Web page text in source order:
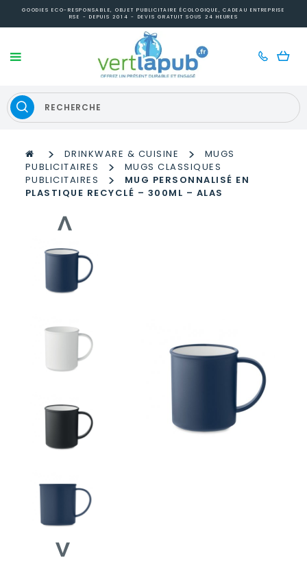
GOODIES ECO-RESPONSABLE, OBJET PUBLICITAIRE ÉCOLOGIQUE, CADEAU ENTREPRISE
RSE - DEPUIS 2014 - DEVIS GRATUIT SOUS 24 HEURES
> DRINKWARE & CUISINE >
MUGS
PUBLICITAIRES
>
MUGS CLASSIQUES
PUBLICITAIRES
>
MUG PERSONNALISÉ EN
PLASTIQUE RECYCLÉ – 300ML – ALAS